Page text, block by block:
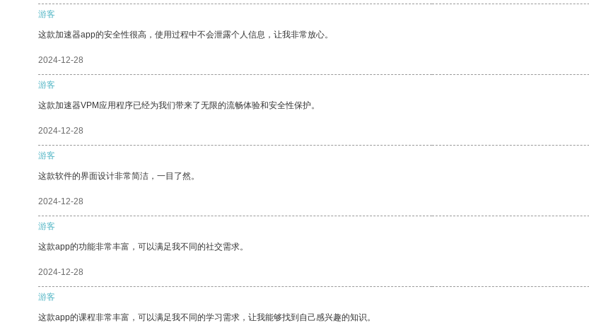
游客
这款加速器app的安全性很高，使用过程中不会泄露个人信息，让我非常放心。
2024-12-28
游客
这款加速器VPM应用程序已经为我们带来了无限的流畅体验和安全性保护。
2024-12-28
游客
这款软件的界面设计非常简洁，一目了然。
2024-12-28
游客
这款app的功能非常丰富，可以满足我不同的社交需求。
2024-12-28
游客
这款app的课程非常丰富，可以满足我不同的学习需求，让我能够找到自己感兴趣的知识。